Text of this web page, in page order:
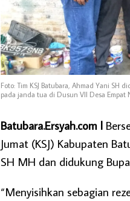
Foto: Tim KSJ Batubara, Ahmad Yani SH
pada janda tua di Dusun VII Desa Empat
Batubara.Ersyah.com l
Jumat (KSJ) Kabupaten
SH MH dan didukung
“Menyisihkan sebagian